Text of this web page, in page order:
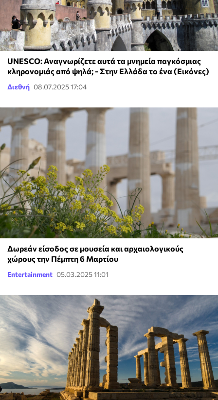
UNESCO: Αναγνωρίζετε αυτά τα μνημεία παγκόσμιας
κληρονομιάς από ψηλά; - Στην Ελλάδα το ένα (Εικόνες)
Διεθνή 08.07.2025 17:04
Δωρεάν είσοδος σε μουσεία και αρχαιολογικούς
χώρους την Πέμπτη 6 Μαρτίου
Entertainment 05.03.2025 11:01